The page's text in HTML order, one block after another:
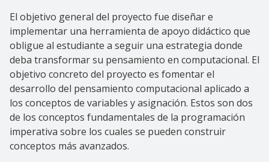
El objetivo general del proyecto fue diseñar e
implementar una herramienta de apoyo didáctico que
obligue al estudiante a seguir una estrategia donde
deba transformar su pensamiento en computacional. El
objetivo concreto del proyecto es fomentar el
desarrollo del pensamiento computacional aplicado a
los conceptos de variables y asignación. Estos son dos
de los conceptos fundamentales de la programación
imperativa sobre los cuales se pueden construir
conceptos más avanzados.